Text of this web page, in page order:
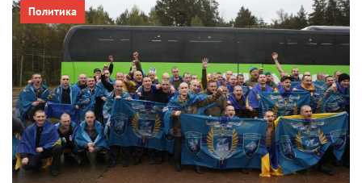
Политика